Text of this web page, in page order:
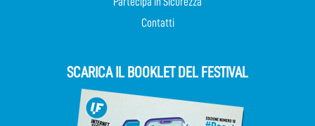
Contatti
SCARICA IL BOOKLET DEL FESTIVAL